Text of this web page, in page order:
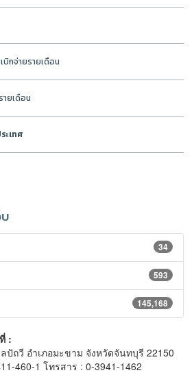
กจ่ายรายเดือน
ยเดือน
ะเทศ
34
593
145,168
:
ถวี อำเภอมะขาม จังหวัดจันทบุรี 22150
460-1 โทรสาร : 0-3941-1462